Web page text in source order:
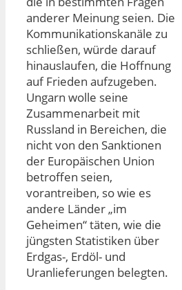
anderer Meinung seien. Die
Kommunikationskanäle zu
schließen, würde darauf
hinauslaufen, die Hoffnung
auf Frieden aufzugeben.
Ungarn wolle seine
Zusammenarbeit mit
Russland in Bereichen, die
nicht von den Sanktionen
der Europäischen Union
betroffen seien,
vorantreiben, so wie es
andere Länder „im
Geheimen“ täten, wie die
jüngsten Statistiken über
Erdgas-, Erdöl- und
Uranlieferungen belegten.